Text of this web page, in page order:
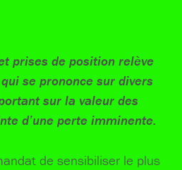
prises de position relève
se prononce sur divers
sur la valeur des
d’une perte imminente.
de sensibiliser le plus